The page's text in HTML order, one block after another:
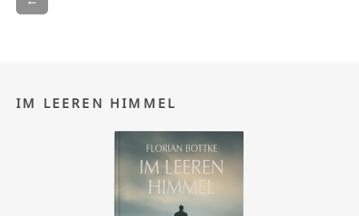
IM LEEREN HIMMEL